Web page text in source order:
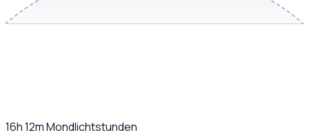
16h 12mMondlichtstunden